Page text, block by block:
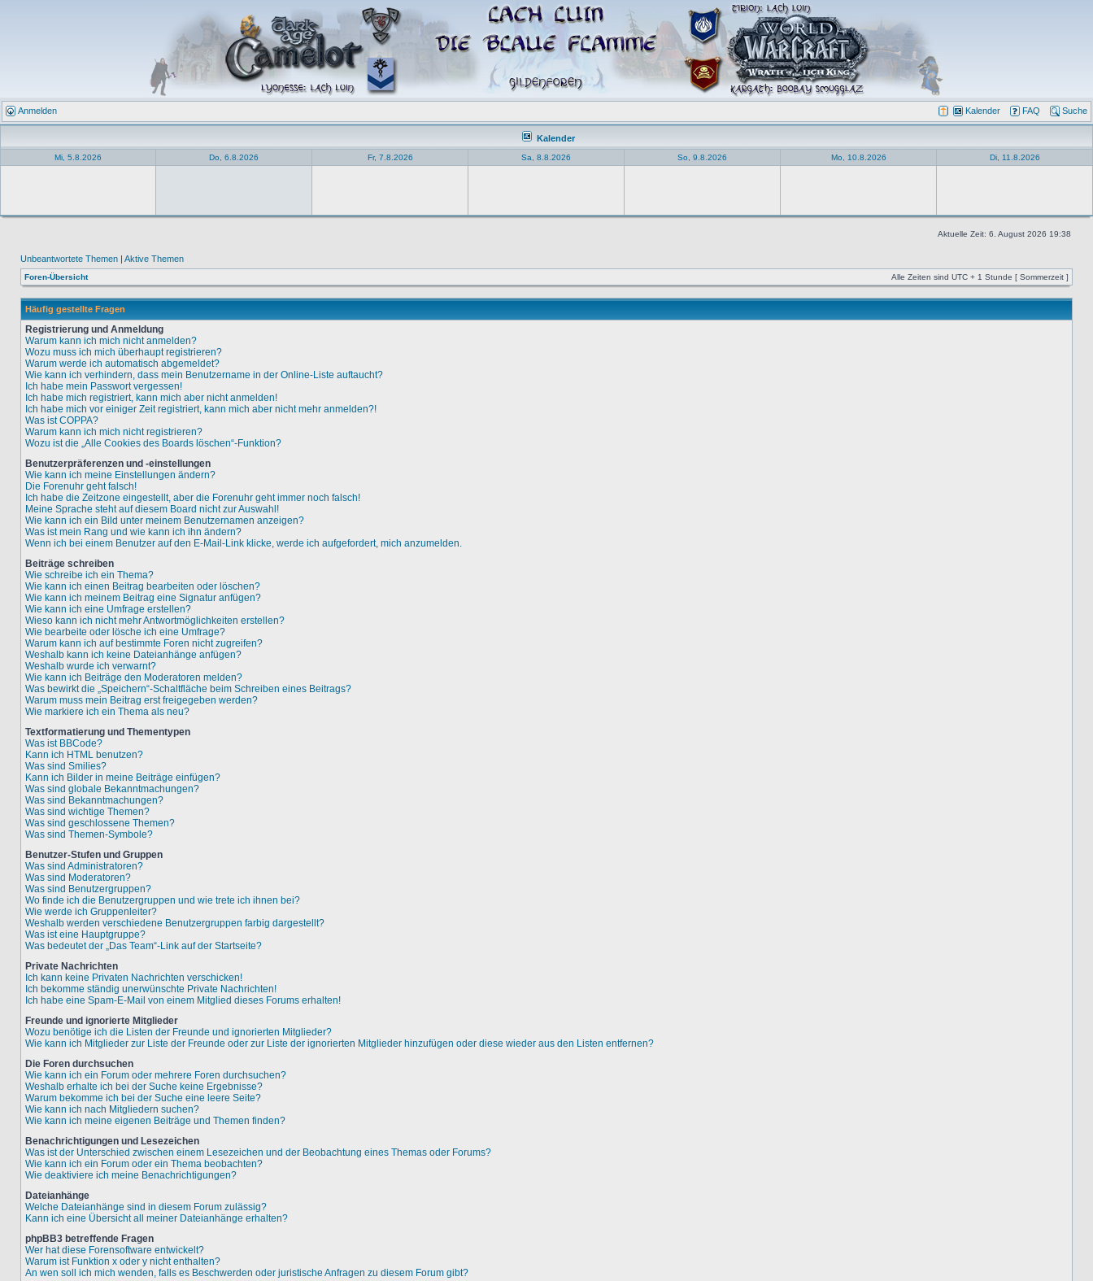
Anmelden Kalender FAQ Suche
Kalender
Mi, 5.8.2026 Do, 6.8.2026 Fr, 7.8.2026 Sa, 8.8.2026 So, 9.8.2026 Mo, 10.8.2026 Di, 11.8.2026
Aktuelle Zeit: 6. August 2026 19:38
Unbeantwortete Themen | Aktive Themen
Foren-Übersicht Alle Zeiten sind UTC + 1 Stunde [ Sommerzeit ]
Häufig gestellte Fragen
Registrierung und Anmeldung
Warum kann ich mich nicht anmelden?
Wozu muss ich mich überhaupt registrieren?
Warum werde ich automatisch abgemeldet?
Wie kann ich verhindern, dass mein Benutzername in der Online-Liste auftaucht?
Ich habe mein Passwort vergessen!
Ich habe mich registriert, kann mich aber nicht anmelden!
Ich habe mich vor einiger Zeit registriert, kann mich aber nicht mehr anmelden?!
Was ist COPPA?
Warum kann ich mich nicht registrieren?
Wozu ist die „Alle Cookies des Boards löschen“-Funktion?
Benutzerpräferenzen und -einstellungen
Wie kann ich meine Einstellungen ändern?
Die Forenuhr geht falsch!
Ich habe die Zeitzone eingestellt, aber die Forenuhr geht immer noch falsch!
Meine Sprache steht auf diesem Board nicht zur Auswahl!
Wie kann ich ein Bild unter meinem Benutzernamen anzeigen?
Was ist mein Rang und wie kann ich ihn ändern?
Wenn ich bei einem Benutzer auf den E-Mail-Link klicke, werde ich aufgefordert, mich anzumelden.
Beiträge schreiben
Wie schreibe ich ein Thema?
Wie kann ich einen Beitrag bearbeiten oder löschen?
Wie kann ich meinem Beitrag eine Signatur anfügen?
Wie kann ich eine Umfrage erstellen?
Wieso kann ich nicht mehr Antwortmöglichkeiten erstellen?
Wie bearbeite oder lösche ich eine Umfrage?
Warum kann ich auf bestimmte Foren nicht zugreifen?
Weshalb kann ich keine Dateianhänge anfügen?
Weshalb wurde ich verwarnt?
Wie kann ich Beiträge den Moderatoren melden?
Was bewirkt die „Speichern“-Schaltfläche beim Schreiben eines Beitrags?
Warum muss mein Beitrag erst freigegeben werden?
Wie markiere ich ein Thema als neu?
Textformatierung und Thementypen
Was ist BBCode?
Kann ich HTML benutzen?
Was sind Smilies?
Kann ich Bilder in meine Beiträge einfügen?
Was sind globale Bekanntmachungen?
Was sind Bekanntmachungen?
Was sind wichtige Themen?
Was sind geschlossene Themen?
Was sind Themen-Symbole?
Benutzer-Stufen und Gruppen
Was sind Administratoren?
Was sind Moderatoren?
Was sind Benutzergruppen?
Wo finde ich die Benutzergruppen und wie trete ich ihnen bei?
Wie werde ich Gruppenleiter?
Weshalb werden verschiedene Benutzergruppen farbig dargestellt?
Was ist eine Hauptgruppe?
Was bedeutet der „Das Team“-Link auf der Startseite?
Private Nachrichten
Ich kann keine Privaten Nachrichten verschicken!
Ich bekomme ständig unerwünschte Private Nachrichten!
Ich habe eine Spam-E-Mail von einem Mitglied dieses Forums erhalten!
Freunde und ignorierte Mitglieder
Wozu benötige ich die Listen der Freunde und ignorierten Mitglieder?
Wie kann ich Mitglieder zur Liste der Freunde oder zur Liste der ignorierten Mitglieder hinzufügen oder diese wieder aus den Listen entfernen?
Die Foren durchsuchen
Wie kann ich ein Forum oder mehrere Foren durchsuchen?
Weshalb erhalte ich bei der Suche keine Ergebnisse?
Warum bekomme ich bei der Suche eine leere Seite?
Wie kann ich nach Mitgliedern suchen?
Wie kann ich meine eigenen Beiträge und Themen finden?
Benachrichtigungen und Lesezeichen
Was ist der Unterschied zwischen einem Lesezeichen und der Beobachtung eines Themas oder Forums?
Wie kann ich ein Forum oder ein Thema beobachten?
Wie deaktiviere ich meine Benachrichtigungen?
Dateianhänge
Welche Dateianhänge sind in diesem Forum zulässig?
Kann ich eine Übersicht all meiner Dateianhänge erhalten?
phpBB3 betreffende Fragen
Wer hat diese Forensoftware entwickelt?
Warum ist Funktion x oder y nicht enthalten?
An wen soll ich mich wenden, falls es Beschwerden oder juristische Anfragen zu diesem Forum gibt?